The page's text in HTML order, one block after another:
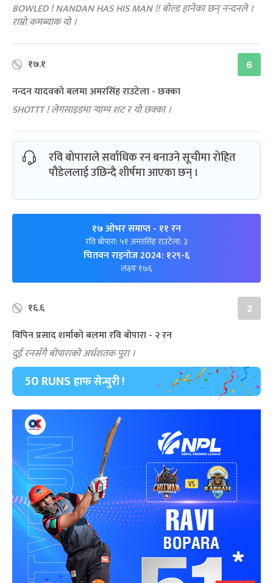
BOWLED ! NANDAN HAS HIS MAN !! बोल्ड हानेका छन् नन्दनले ।
राम्रो कमब्याक यो ।
१७.१ 6
नन्दन यादवको बलमा अमरसिंह राउटेला - छक्का
SHOTTT ! लेगसाइडमा र्‍याम्प शट र यो छक्का ।
रवि बोपाराले सर्वाधिक रन बनाउने सूचीमा रोहित
पौडेललाई उछिन्दै शीर्षमा आएका छन् ।
१७ ओभर समाप्त- ११ रन
रवि बोपारा: ५१ अमरसिंह राउटेला: ३
चितवन राइनोज 2024: १२९-६
लक्ष्यः १७६
१६.६ 2
विपिन प्रसाद शर्माको बलमा रवि बोपारा - २ रन
दुई रनसँगै बोपाराको अर्धशतक पूरा ।
50 RUNS हाफ सेन्चुरी !